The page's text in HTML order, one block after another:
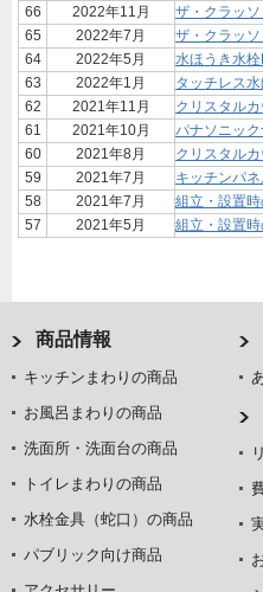
66
2022年11月
ザ・クラッ
65
2022年7月
ザ・クラッ
64
2022年5月
水ほうき水
63
2022年1月
タッチレス
62
2021年11月
クリスタル
61
2021年10月
パナソニッ
60
2021年8月
クリスタル
59
2021年7月
キッチンパ
58
2021年7月
組立・設置
57
2021年5月 組立・設置
商品情報
キッチンまわりの商品
お風呂まわりの商品
洗面所・洗面台の商品
トイレまわりの商品
水栓金具（蛇口）の商品
パブリック向け商品